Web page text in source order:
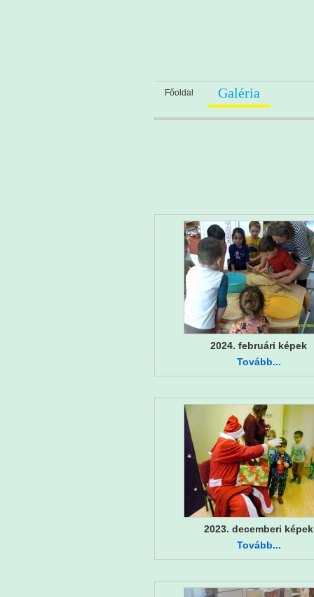
Főoldal Galéria
2024. februári képek
Tovább...
2023. decemberi képek
Tovább...